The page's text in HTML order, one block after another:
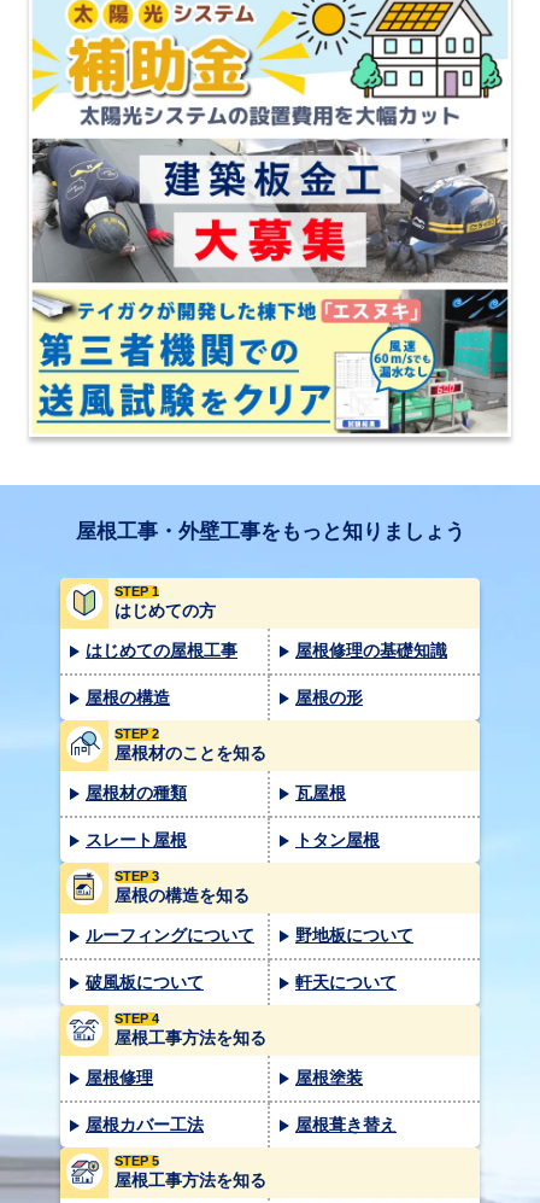
屋根工事・外壁工事をもっと知りましょう
STEP 1
はじめての方
はじめての屋根工事 屋根修理の基礎知識
屋根の構造 屋根の形
STEP 2
屋根材のことを知る
屋根材の種類 瓦屋根
スレート屋根 トタン屋根
STEP 3
屋根の構造を知る
ルーフィングについて 野地板について
破風板について 軒天について
STEP 4
屋根工事方法を知る
屋根修理 屋根塗装
屋根カバー工法 屋根葺き替え
STEP 5
屋根工事方法を知る